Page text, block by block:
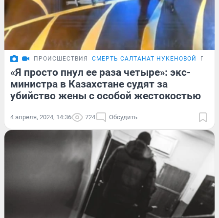
ПРОИСШЕСТВИЯ СМЕРТЬ САЛТАНАТ НУКЕНОВОЙ
«Я просто пнул ее раза четыре»: экс-
министра в Казахстане судят за
убийство жены с особой жестокостью
4 апреля, 2024, 14:36 724 Обсудить